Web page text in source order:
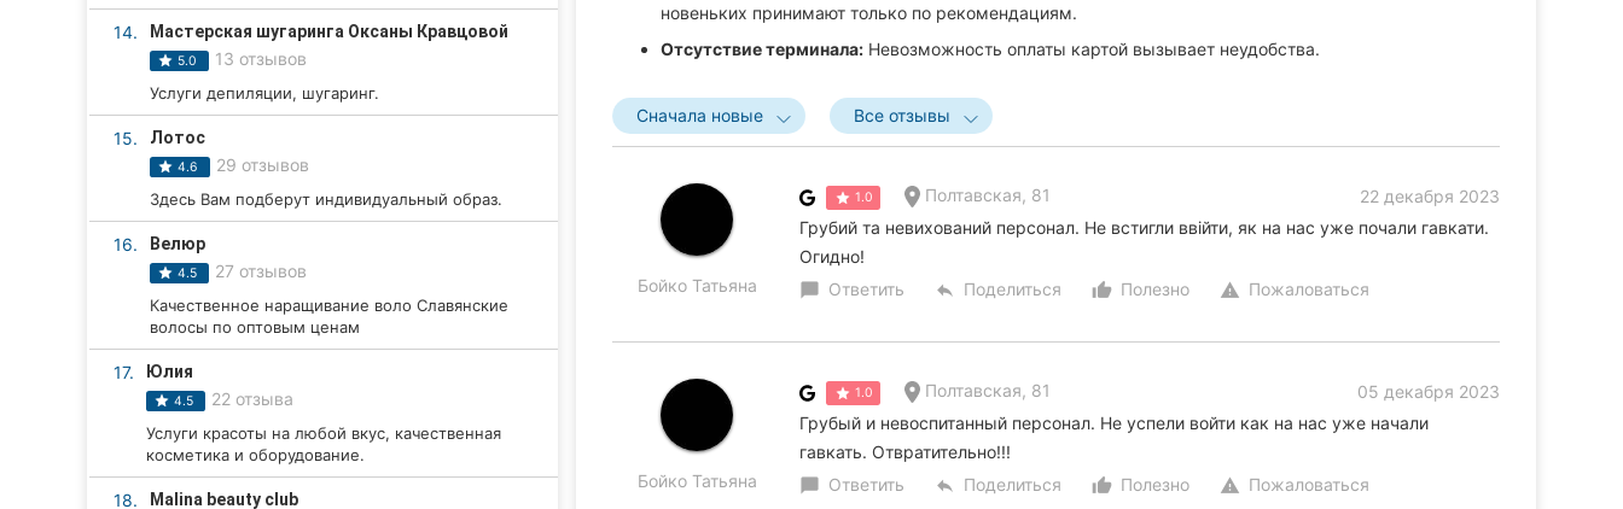
14. Мастерская шугаринга Оксаны Кравцовой
5.0 13 отзывов
Услуги депиляции, шугаринг.
15. Лотос
4.6 29 отзывов
Здесь Вам подберут индивидуальный образ.
16. Велюр
4.5 27 отзывов
Качественное наращивание воло Славянские
волосы по оптовым ценам
17. Юлия
4.5 22 отзыва
Услуги красоты на любой вкус, качественная
косметика и оборудование.
18. Malina beauty club
новеньких принимают только по рекомендациям.
Отсутствие терминала: Невозможность оплаты картой вызывает неудобства.
Сначала новые Все отзывы
Бойко Татьяна
1.0 Полтавская, 81
22 декабря 2023
Грубий та невихований персонал. Не встигли ввійти, як на нас уже почали гавкати.
Огидно!
chat_bubble Ответить reply Поделиться thumb_up_alt
Полезно warning Пожаловаться
Бойко Татьяна
1.0 Полтавская, 81
05 декабря 2023
Грубый и невоспитанный персонал. Не успели войти как на нас уже начали
гавкать. Отвратительно!!!
chat_bubble Ответить reply Поделиться thumb_up_alt
Полезно warning Пожаловаться